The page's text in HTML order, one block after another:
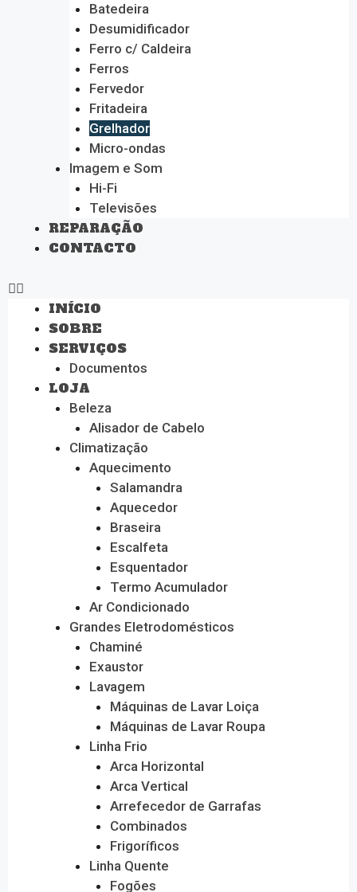
Batedeira
Desumidificador
Ferro c/ Caldeira
Ferros
Fervedor
Fritadeira
Grelhador
Micro-ondas
Imagem e Som
Hi-Fi
Televisões
REPARAÇÃO
CONTACTO
INÍCIO
SOBRE
SERVIÇOS
Documentos
LOJA
Beleza
Alisador de Cabelo
Climatização
Aquecimento
Salamandra
Aquecedor
Braseira
Escalfeta
Esquentador
Termo Acumulador
Ar Condicionado
Grandes Eletrodomésticos
Chaminé
Exaustor
Lavagem
Máquinas de Lavar Loiça
Máquinas de Lavar Roupa
Linha Frio
Arca Horizontal
Arca Vertical
Arrefecedor de Garrafas
Combinados
Frigoríficos
Linha Quente
Fogões